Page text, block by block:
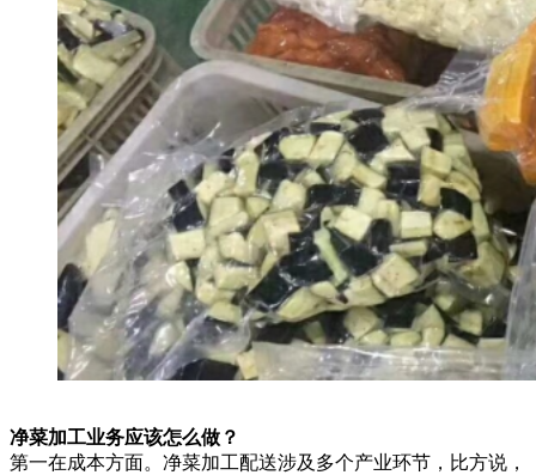
净菜加工业务应该怎么做？
第一在成本方面。净菜加工配送涉及多个产业环节，比方说，